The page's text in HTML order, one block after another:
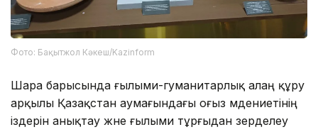
Фото: Бақытжол Кәкеш/Kazinform
Шара барысында ғылыми-гуманитарлық алаң құру
арқылы Қазақстан аумағындағы оғыз мәдениетінің
іздерін анықтау және ғылыми тұрғыдан зерделеу